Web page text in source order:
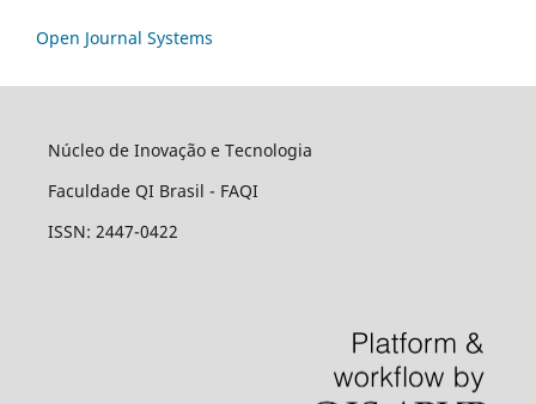
Open Journal Systems
Núcleo de Inovação e Tecnologia
Faculdade QI Brasil - FAQI
ISSN: 2447-0422